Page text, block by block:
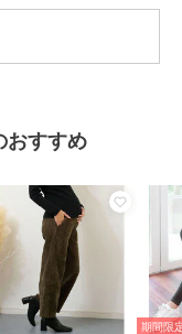
ルでママのキレイを応
ーツなどの下着、ル
ーアイテム、袴やセッ
おすすめ
期間限